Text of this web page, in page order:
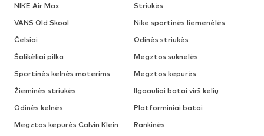
NIKE Air Max
Striukės
VANS Old Skool
Nike sportinės liemenėlės
Čelsiai
Odinės striukės
Šalikėliai pilka
Megztos suknelės
Sportinės kelnės moterims
Megztos kepurės
Žieminės striukės
Ilgaauliai batai virš kelių
Odinės kelnės
Platforminiai batai
Megztos kepurės Calvin Klein
Rankinės